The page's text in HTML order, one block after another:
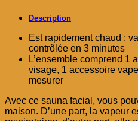
à
3
pièces
Description
Est rapidement chaud :
contrôlée en 3 minutes
L’ensemble comprend 1
visage, 1 accessoire
mesurer
Avec ce sauna facial, vous
maison. D’une part, la vapeur